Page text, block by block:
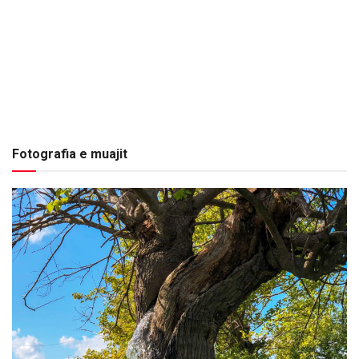
Fotografia e muajit